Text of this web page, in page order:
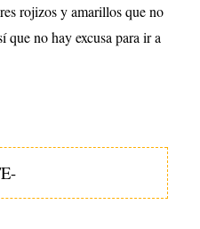
rojizos y amarillos que no
que no hay excusa para ir a